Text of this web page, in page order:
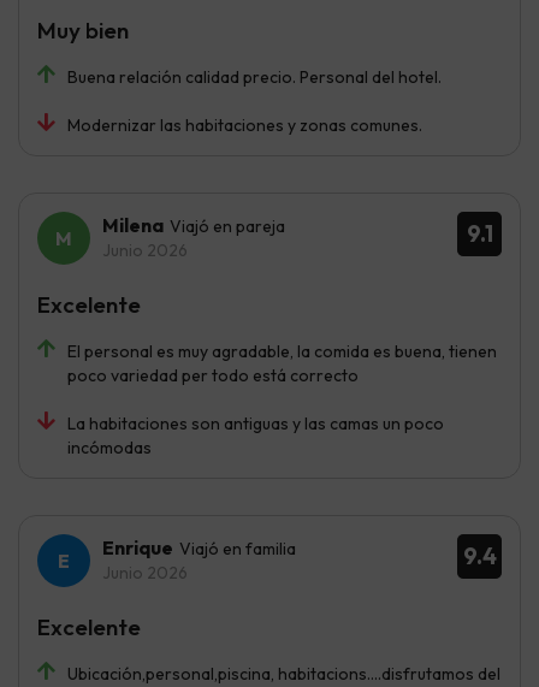
Buena relación calidad precio. Personal del hotel.
Modernizar las habitaciones y zonas comunes.
Muy bien
9.1
Milena Viajó en pareja
Junio 2026
El personal es muy agradable, la comida es buena, tienen
poco variedad per todo está correcto
La habitaciones son antiguas y las camas un poco
incómodas
Excelente
9.4
Enrique Viajó en familia
Junio 2026
Ubicación,personal,piscina, habitacions....disfrutamos del
Excelente